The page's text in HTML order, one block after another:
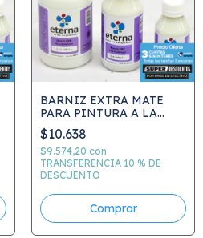
BARNIZ EXTRA MATE
PARA PINTURA A LA
TIZA CHALK PAINT 500
ML ETERNA
$10.638
$9.574,20 con
TRANSFERENCIA 10 % DE
DESCUENTO